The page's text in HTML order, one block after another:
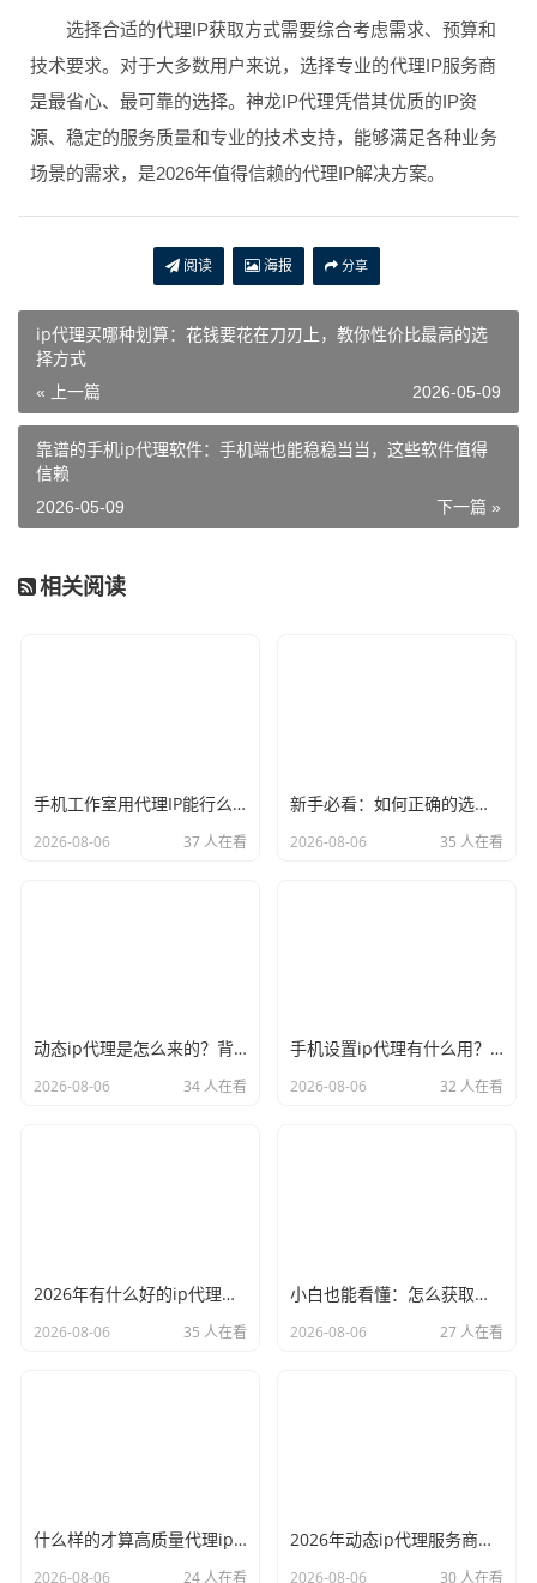
选择合适的代理IP获取方式需要综合考虑需求、预算和
技术要求。对于大多数用户来说，选择专业的代理IP服务商
是最省心、最可靠的选择。神龙IP代理凭借其优质的IP资
源、稳定的服务质量和专业的技术支持，能够满足各种业务
场景的需求，是2026年值得信赖的代理IP解决方案。
阅读 海报 分享
ip代理买哪种划算：花钱要花在刀刃上，教你性价比最高的选
择方式
« 上一篇 2026-05-09
靠谱的手机ip代理软件：手机端也能稳稳当当，这些软件值得
信赖
下一篇 »
2026-05-09
相关阅读
手机工作室用代理IP能行么？过来人的经验告诉你答案
2026-08-06 37 人在看
新手必看：如何正确的选择代理ip软件，别再交智商税了
2026-08-06 35 人在看
动态ip代理是怎么来的？背后的原理比你想象的精彩
2026-08-06 34 人在看
手机设置ip代理有什么用？不只是改定位那么简单
2026-08-06 32 人在看
2026年有什么好的ip代理软件？亲测后我只推荐这几个
2026-08-06 35 人在看
小白也能看懂：怎么获取代理ip和端口号，一步步教会你
2026-08-06 27 人在看
什么样的才算高质量代理ip？资深玩家总结了三个硬指标
2026-08-06 24 人在看
2026年动态ip代理服务商有哪些？这份清单建议收藏
2026-08-06 30 人在看